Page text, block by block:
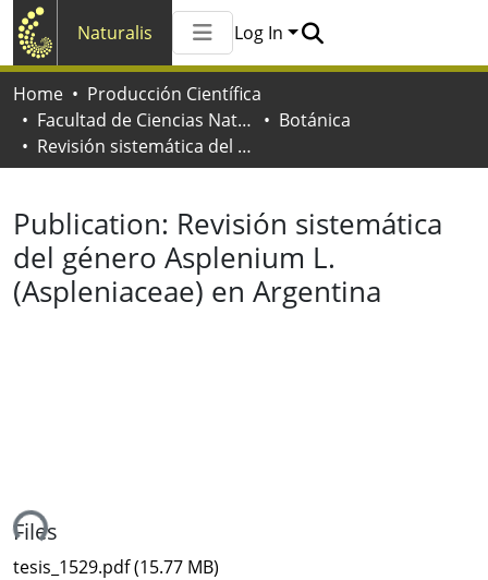
Naturalis
All of Naturalis
Log In
Home
Producción Científica
Facultad de Ciencias Naturales y Museo
Botánica
Revisión sistemática del género Asplenium L. (Aspleniaceae) en Argentina
Publication: Revisión sistemática
del género Asplenium L.
(Aspleniaceae) en Argentina
Files
tesis_1529.pdf(15.77 MB)